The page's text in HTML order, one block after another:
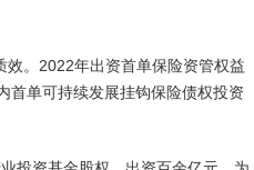
效。2022年出资首单保险资管权益
首单可持续发展挂钩保险债权投资